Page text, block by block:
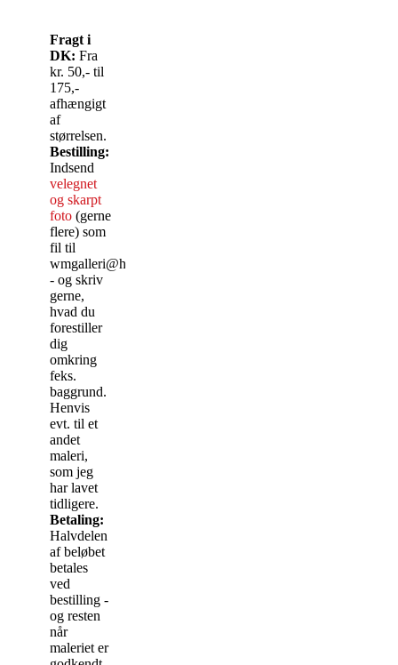
Fragt i
DK: Fra
kr. 50,- til
175,-
afhængigt
af
størrelsen.
Bestilling:
Indsend
velegnet
og skarpt
foto (gerne
flere) som
fil til
wmgalleri@hotmail.com
- og skriv
gerne,
hvad du
forestiller
dig
omkring
feks.
baggrund.
Henvis
evt. til et
andet
maleri,
som jeg
har lavet
tidligere.
Betaling:
Halvdelen
af beløbet
betales
ved
bestilling -
og resten
når
maleriet er